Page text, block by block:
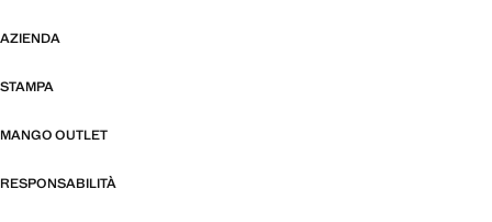
AZIENDA
STAMPA
MANGO OUTLET
RESPONSABILITÀ